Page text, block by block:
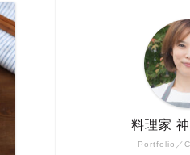
Portfolio／
料理家